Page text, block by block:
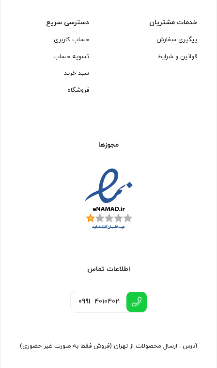
خدمات مشتریان
پیگیری سفارش
قوانین و شرایط
دسترسی سریع
حساب کاربری
تسویه حساب
سبد خرید
فروشگاه
مجوزها
اطلاعات تماس
0991 4010402
آدرس : ارسال محصولات از تهران (فروش فقط به صورت غیر حضوری)